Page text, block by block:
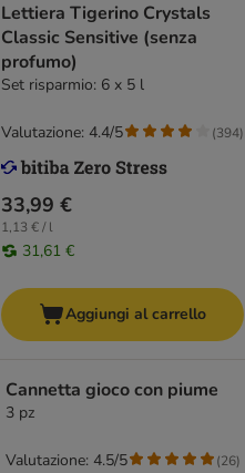
Lettiera Tigerino Crystals
Classic Sensitive (senza
profumo)
Set risparmio: 6 x 5 l
33,99 €
1,13 € / l
31,61 €
Valutazione: 4.4/5 (394)
Aggiungi al carrello
Cannetta gioco con piume
3 pz
Valutazione: 4.5/5 (26)